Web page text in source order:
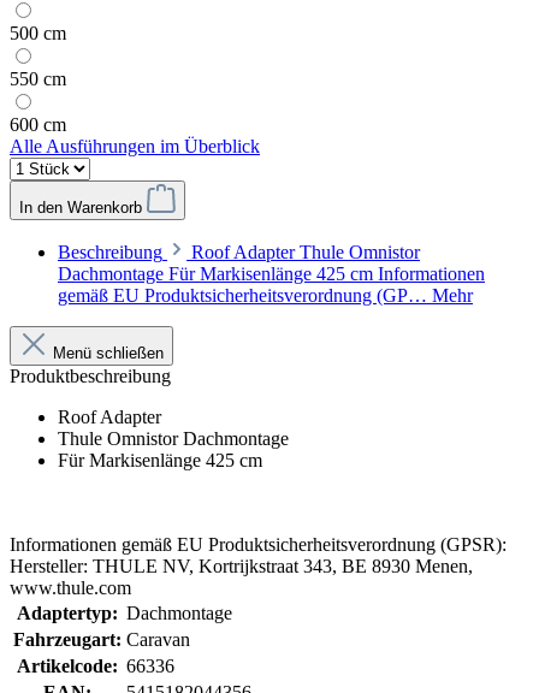
500 cm
550 cm
600 cm
Alle Ausführungen im Überblick
In den Warenkorb
Beschreibung
Roof Adapter Thule Omnistor
Dachmontage Für Markisenlänge 425 cm Informationen
gemäß EU Produktsicherheitsverordnung (GP… Mehr
Menü schließen
Produktbeschreibung
Roof Adapter
Thule Omnistor Dachmontage
Für Markisenlänge 425 cm
Informationen gemäß EU Produktsicherheitsverordnung (GPSR):
Hersteller: THULE NV, Kortrijkstraat 343, BE 8930 Menen,
www.thule.com
Adaptertyp: Dachmontage
Fahrzeugart: Caravan
Artikelcode: 66336